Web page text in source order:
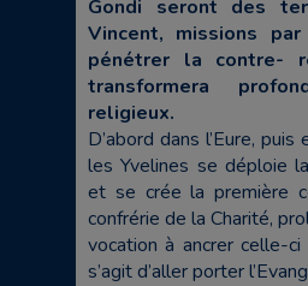
Gondi seront des
Vincent, missions
pénétrer la contre-
transformera
religieux.
D’abord dans l’Eure,
les Yvelines se déploie
et se crée la première
confrérie de la Charité,
vocation à ancrer celle-
s’agit d’aller porter